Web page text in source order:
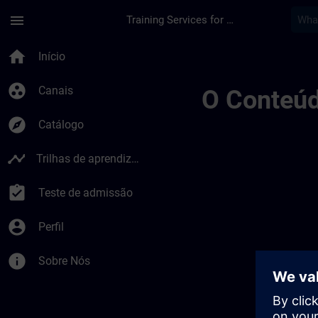
menu Training Services for Digital Industries
home Início
group_work Canais
explore Catálogo
timeline Trilhas de aprendizagem
assignment_turned_in Teste de admissão
account_circle Perfil
info Sobre Nós
O